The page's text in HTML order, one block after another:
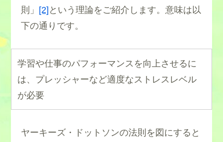
則」 [2] という理論をご紹介します。意味は以
下の通りです。
学習や仕事のパフォーマンスを向上させるに
は、プレッシャーなど適度なストレスレベル
が必要
ヤーキーズ・ドットソンの法則を図にすると